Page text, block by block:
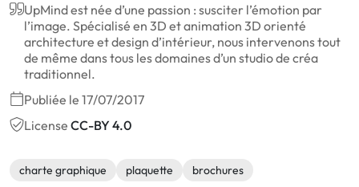
UpMind est née d’une passion : susciter l’émotion par
l’image. Spécialisé en 3D et animation 3D orienté
architecture et design d’intérieur, nous intervenons tout
de même dans tous les domaines d’un studio de créa
traditionnel.
Publiée le 17/07/2017
License CC-BY 4.0
charte graphique plaquette brochures